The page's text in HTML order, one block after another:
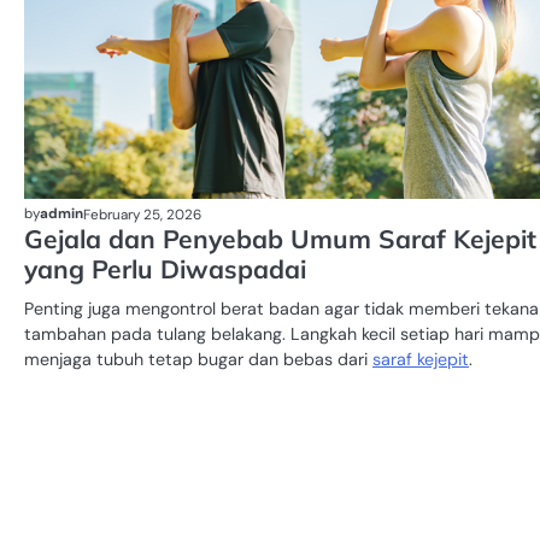
byadminFebruary 25, 2026
Gejala dan Penyebab Umum Saraf Kejepit
yang Perlu Diwaspadai
Penting juga mengontrol berat badan agar tidak memberi
tambahan pada tulang belakang. Langkah kecil setiap hari
menjaga tubuh tetap bugar dan bebas dari saraf kejepit.